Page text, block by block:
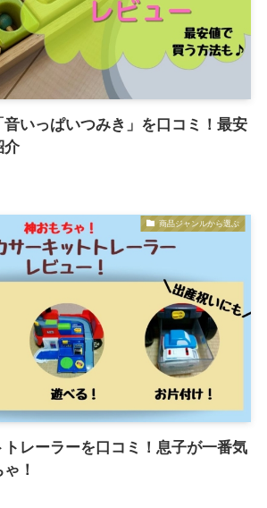
いっぱいつみき」を口コミ！最安
介
商品ジャンルから選ぶ
トレーラーを口コミ！息子が一番気
！